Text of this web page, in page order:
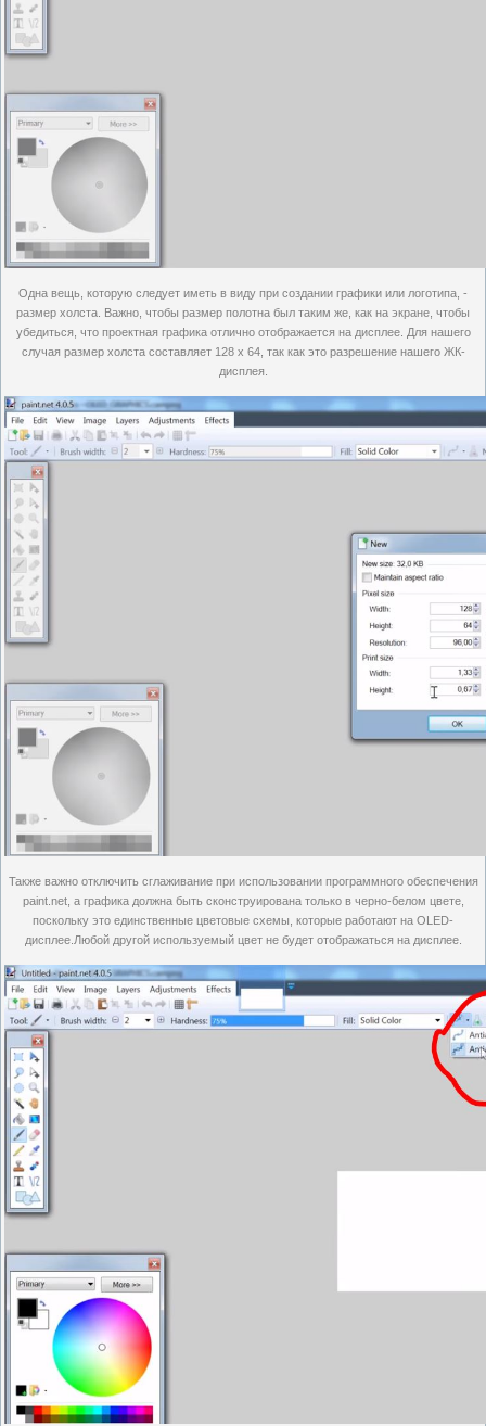
Одна вещь, которую следует иметь в виду при создании графики или логотипа, -
размер холста. Важно, чтобы размер полотна был таким же, как на экране, чтобы
убедиться, что проектная графика отлично отображается на дисплее. Для нашего
случая размер холста составляет 128 x 64, так как это разрешение нашего ЖК-
дисплея.
Также важно отключить сглаживание при использовании программного обеспечения
paint.net, а графика должна быть сконструирована только в черно-белом цвете,
поскольку это единственные цветовые схемы, которые работают на OLED-
дисплее.Любой другой используемый цвет не будет отображаться на дисплее.